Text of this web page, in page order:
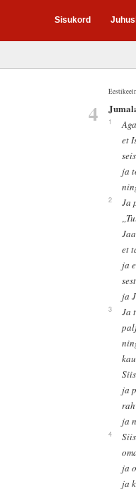
Sisukord
4 1
et
ja
2
Ja
et
ja
ja
3
Ja
ja
ja
4
ja
ja